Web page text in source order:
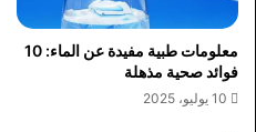
معلومات طبية مفيدة عن الماء: 10
فوائد صحية مذهلة
10 يوليو، 2025